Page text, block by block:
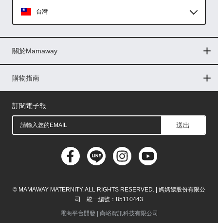
台灣
印尼
菲律賓
馬來西亞
關於Mamaway
門市據點
最新消息
品牌故事
人力招募
媒體花絮
隱私權聲明
CSR企業社會責任
購物指南
購物常見問題
退換貨問題
儲值金使用條款
購買儲值金
發票問題
會員權益
線上留言
吸乳器-免費體驗
訂閱電子報
送出
© MAMAWAY MATERNITY. ALL RIGHTS RESERVED. | 媽媽餵股份有限公
司 統一編號：85110443
電商平台開發 | 尚峪資訊科技有限公司